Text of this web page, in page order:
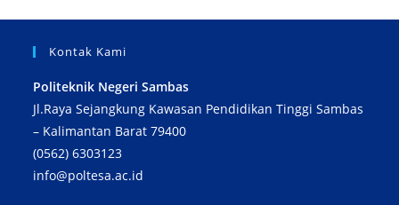
Kontak Kami
Politeknik Negeri Sambas
Jl.Raya Sejangkung Kawasan Pendidikan Tinggi Sambas
– Kalimantan Barat 79400
(0562) 6303123
info@poltesa.ac.id